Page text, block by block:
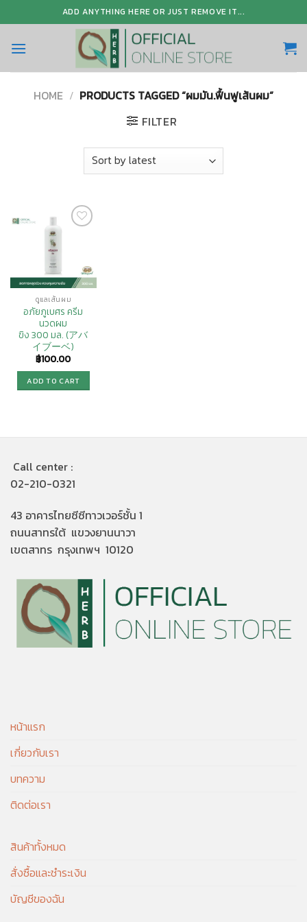
to
content
ADD ANYTHING HERE OR JUST REMOVE IT...
HOME / PRODUCTS TAGGED “ผมมัน.ฟื้นฟูเส้นผม”
FILTER
ดูแลเส้นผม
อภัยภูเบศร ครีม
นวดผม
ขิง 300 มล. (アバ
イブーベ)
฿100.00
ADD TO CART
Call center :
02-210-0321
43 อาคารไทยซีซีทาวเวอร์ชั้น 1
ถนนสาทรใต้ แขวงยานนาวา
เขตสาทร กรุงเทพฯ 10120
หน้าแรก
เกี่ยวกับเรา
บทความ
ติดต่อเรา
สินค้าทั้งหมด
สั่งซื้อและชำระเงิน
บัญชีของฉัน